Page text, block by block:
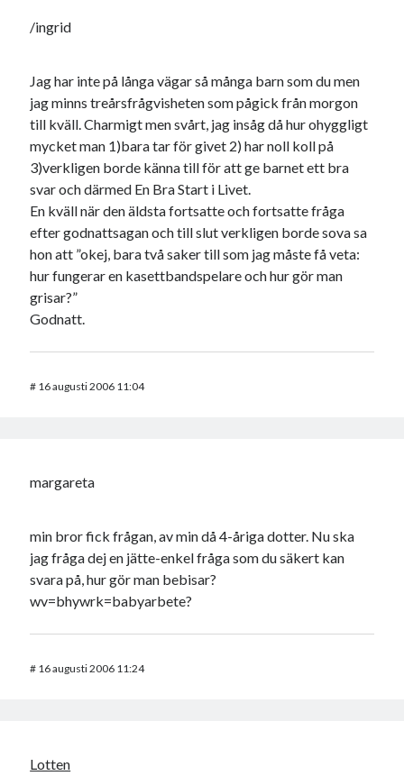
/ingrid
Jag har inte på långa vägar så många barn som du men
jag minns treårsfrågvisheten som pågick från morgon
till kväll. Charmigt men svårt, jag insåg då hur ohyggligt
mycket man 1)bara tar för givet 2) har noll koll på
3)verkligen borde känna till för att ge barnet ett bra
svar och därmed En Bra Start i Livet.
En kväll när den äldsta fortsatte och fortsatte fråga
efter godnattsagan och till slut verkligen borde sova sa
hon att ”okej, bara två saker till som jag måste få veta:
hur fungerar en kasettbandspelare och hur gör man
grisar?”
Godnatt.
# 16 augusti 2006 11:04
margareta
min bror fick frågan, av min då 4-åriga dotter. Nu ska
jag fråga dej en jätte-enkel fråga som du säkert kan
svara på, hur gör man bebisar?
wv=bhywrk=babyarbete?
# 16 augusti 2006 11:24
Lotten